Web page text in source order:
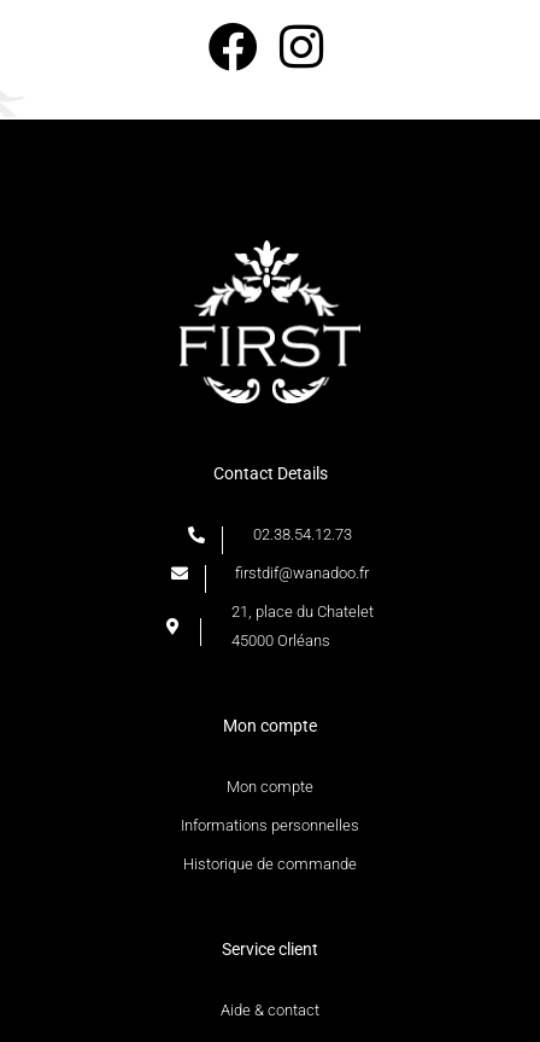
Contact Details
02.38.54.12.73
firstdif@wanadoo.fr
21, place du Chatelet
45000 Orléans
Mon compte
Mon compte
Informations personnelles
Historique de commande
Service client
Aide & contact